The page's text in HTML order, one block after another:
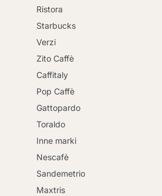
Ristora
Starbucks
Verzi
Zito Caffè
Caffitaly
Pop Caffè
Gattopardo
Toraldo
Inne marki
Nescafè
Sandemetrio
Maxtris